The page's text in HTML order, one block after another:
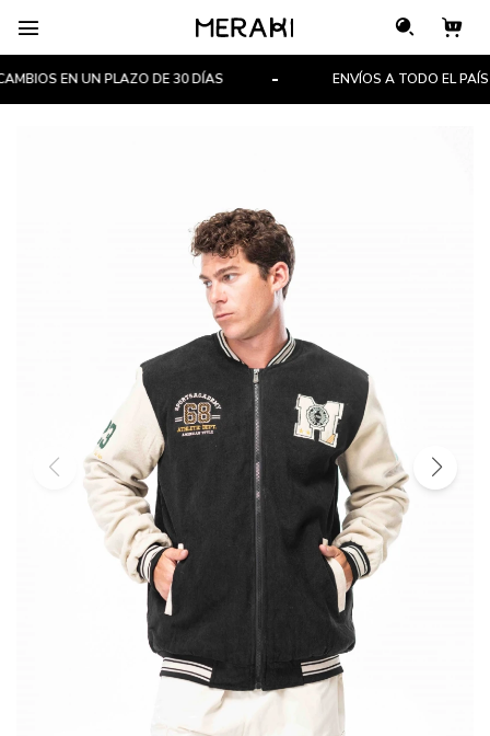

EN UN PLAZO DE 30 DÍAS ENVÍOS A TODO EL PAÍS